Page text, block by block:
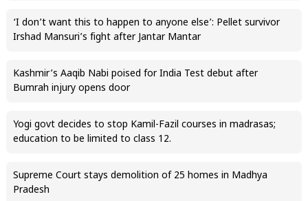
‘I don’t want this to happen to anyone else’: Pellet survivor
Irshad Mansuri’s fight after Jantar Mantar
Kashmir’s Aaqib Nabi poised for India Test debut after
Bumrah injury opens door
Yogi govt decides to stop Kamil-Fazil courses in madrasas;
education to be limited to class 12.
Supreme Court stays demolition of 25 homes in Madhya
Pradesh